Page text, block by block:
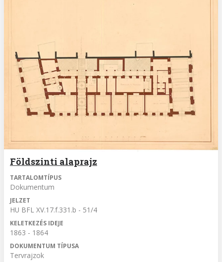
Földszinti alaprajz
TARTALOMTÍPUS
Dokumentum
JELZET
HU BFL XV.17.f.331.b - 51/4
KELETKEZÉS IDEJE
1863 - 1864
DOKUMENTUM TÍPUSA
Tervrajzok